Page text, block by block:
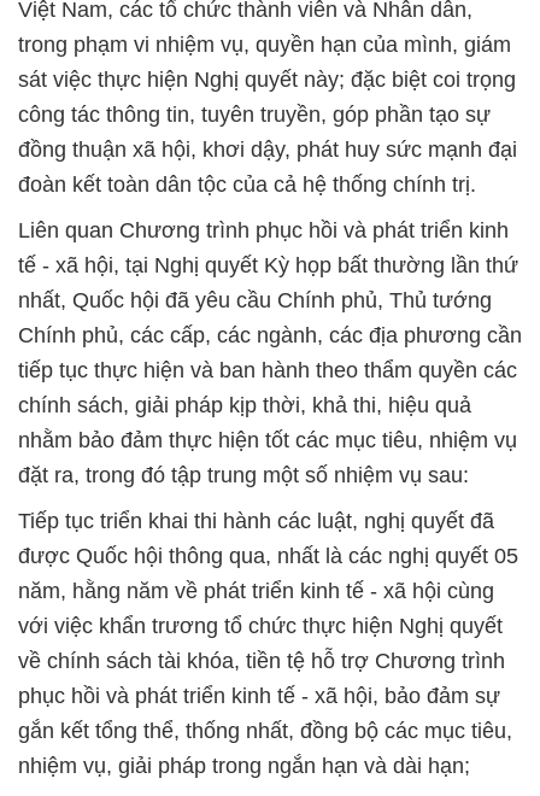
Việt Nam, các tổ chức thành viên và Nhân dân,
trong phạm vi nhiệm vụ, quyền hạn của mình, giám
sát việc thực hiện Nghị quyết này; đặc biệt coi trọng
công tác thông tin, tuyên truyền, góp phần tạo sự
đồng thuận xã hội, khơi dậy, phát huy sức mạnh đại
đoàn kết toàn dân tộc của cả hệ thống chính trị.
Liên quan Chương trình phục hồi và phát triển kinh
tế - xã hội, tại Nghị quyết Kỳ họp bất thường lần thứ
nhất, Quốc hội đã yêu cầu Chính phủ, Thủ tướng
Chính phủ, các cấp, các ngành, các địa phương cần
tiếp tục thực hiện và ban hành theo thẩm quyền các
chính sách, giải pháp kịp thời, khả thi, hiệu quả
nhằm bảo đảm thực hiện tốt các mục tiêu, nhiệm vụ
đặt ra, trong đó tập trung một số nhiệm vụ sau:
Tiếp tục triển khai thi hành các luật, nghị quyết đã
được Quốc hội thông qua, nhất là các nghị quyết 05
năm, hằng năm về phát triển kinh tế - xã hội cùng
với việc khẩn trương tổ chức thực hiện Nghị quyết
về chính sách tài khóa, tiền tệ hỗ trợ Chương trình
phục hồi và phát triển kinh tế - xã hội, bảo đảm sự
gắn kết tổng thể, thống nhất, đồng bộ các mục tiêu,
nhiệm vụ, giải pháp trong ngắn hạn và dài hạn;